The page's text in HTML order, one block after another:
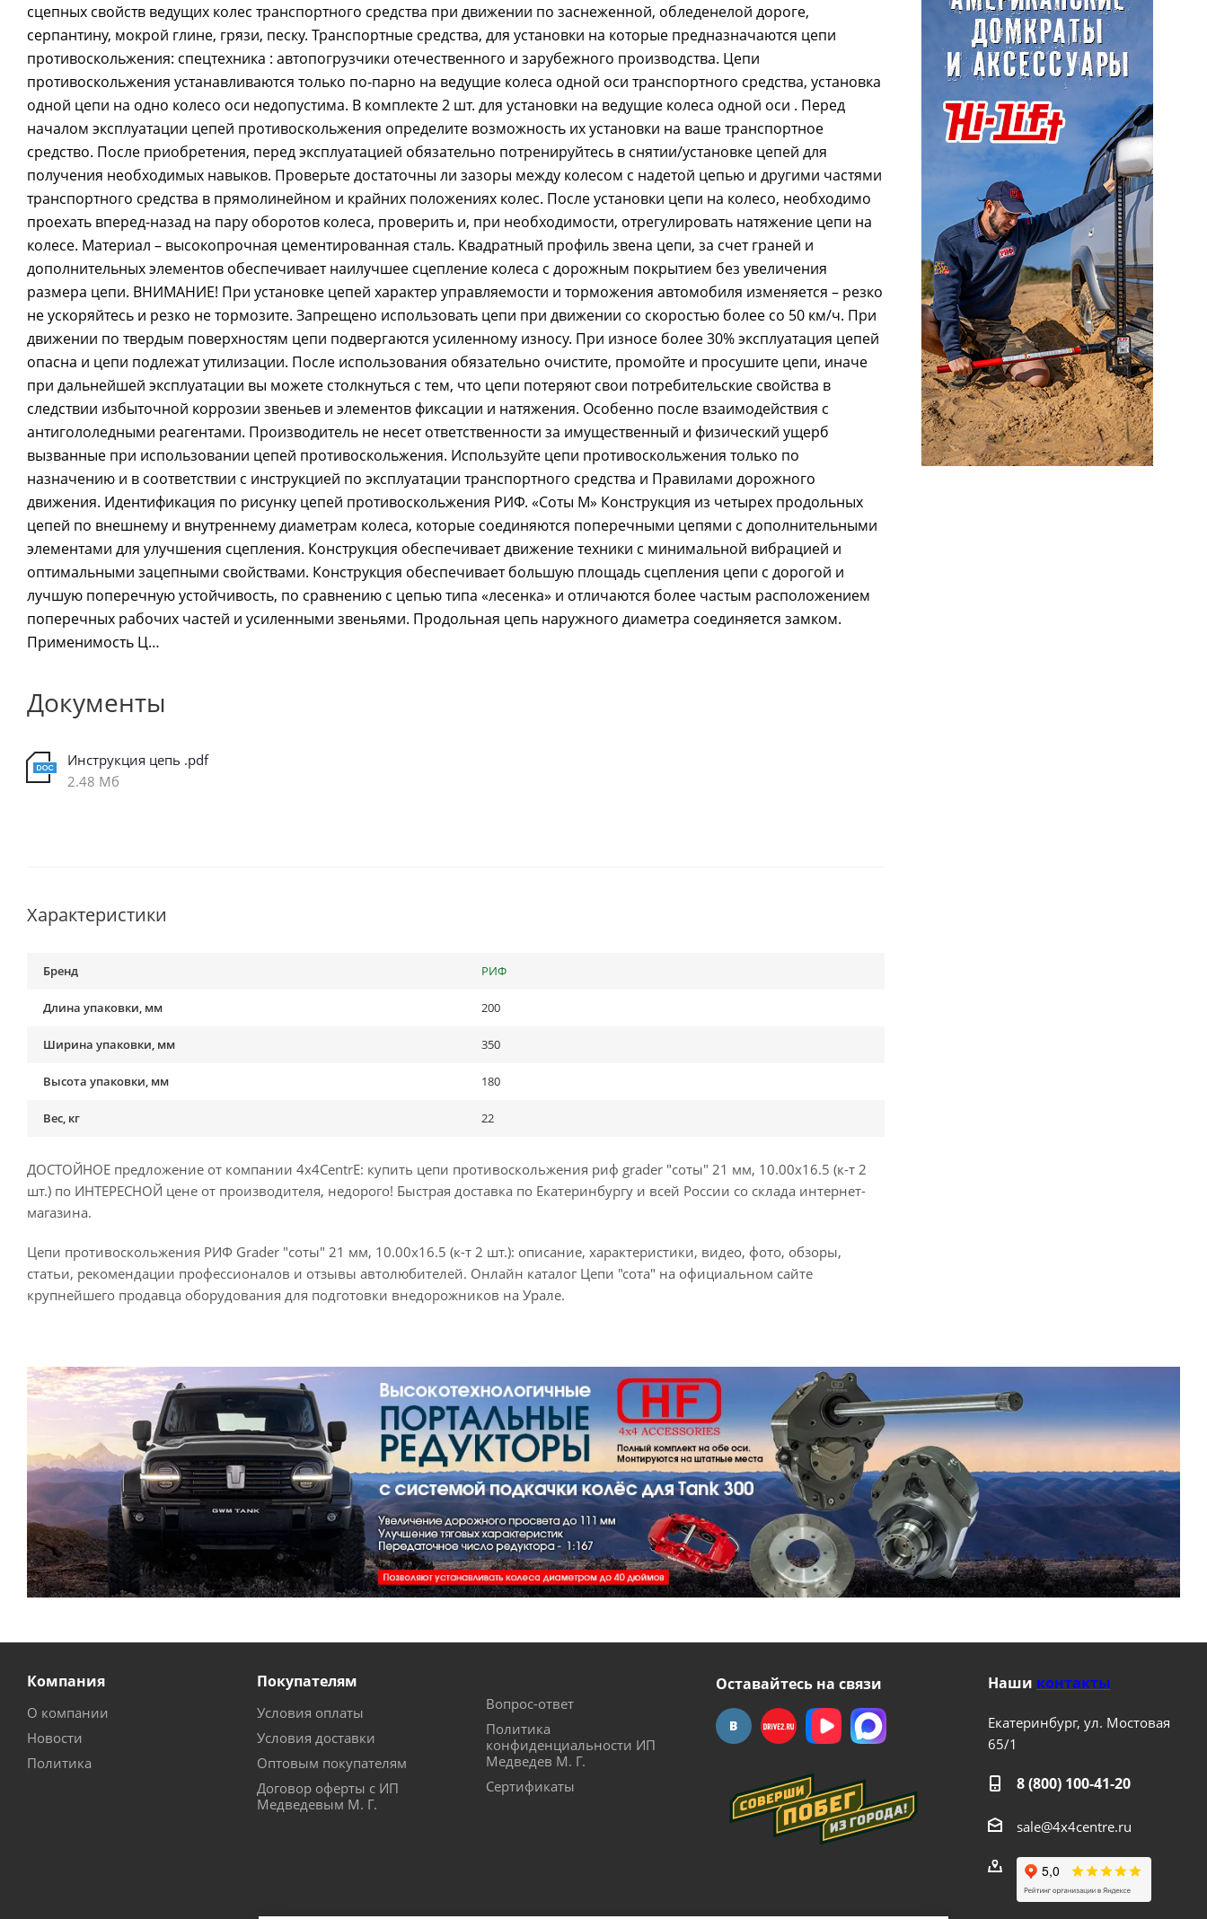
сцепных свойств ведущих колес транспортного средства при движении по заснеженной, обледенелой дороге,
серпантину, мокрой глине, грязи, песку. Транспортные средства, для установки на которые предназначаются цепи
противоскольжения: спецтехника : автопогрузчики отечественного и зарубежного производства. Цепи
противоскольжения устанавливаются только по-парно на ведущие колеса одной оси транспортного средства, установка
одной цепи на одно колесо оси недопустима. В комплекте 2 шт. для установки на ведущие колеса одной оси . Перед
началом эксплуатации цепей противоскольжения определите возможность их установки на ваше транспортное
средство. После приобретения, перед эксплуатацией обязательно потренируйтесь в снятии/установке цепей для
получения необходимых навыков. Проверьте достаточны ли зазоры между колесом с надетой цепью и другими частями
транспортного средства в прямолинейном и крайних положениях колес. После установки цепи на колесо, необходимо
проехать вперед-назад на пару оборотов колеса, проверить и, при необходимости, отрегулировать натяжение цепи на
колесе. Материал – высокопрочная цементированная сталь. Квадратный профиль звена цепи, за счет граней и
дополнительных элементов обеспечивает наилучшее сцепление колеса с дорожным покрытием без увеличения
размера цепи. ВНИМАНИЕ! При установке цепей характер управляемости и торможения автомобиля изменяется – резко
не ускоряйтесь и резко не тормозите. Запрещено использовать цепи при движении со скоростью более со 50 км/ч. При
движении по твердым поверхностям цепи подвергаются усиленному износу. При износе более 30% эксплуатация цепей
опасна и цепи подлежат утилизации. После использования обязательно очистите, промойте и просушите цепи, иначе
при дальнейшей эксплуатации вы можете столкнуться с тем, что цепи потеряют свои потребительские свойства в
следствии избыточной коррозии звеньев и элементов фиксации и натяжения. Особенно после взаимодействия с
антигололедными реагентами. Производитель не несет ответственности за имущественный и физический ущерб
вызванные при использовании цепей противоскольжения. Используйте цепи противоскольжения только по
назначению и в соответствии с инструкцией по эксплуатации транспортного средства и Правилами дорожного
движения. Идентификация по рисунку цепей противоскольжения РИФ. «Соты М» Конструкция из четырех продольных
цепей по внешнему и внутреннему диаметрам колеса, которые соединяются поперечными цепями с дополнительными
элементами для улучшения сцепления. Конструкция обеспечивает движение техники с минимальной вибрацией и
оптимальными зацепными свойствами. Конструкция обеспечивает большую площадь сцепления цепи с дорогой и
лучшую поперечную устойчивость, по сравнению с цепью типа «лесенка» и отличаются более частым расположением
поперечных рабочих частей и усиленными звеньями. Продольная цепь наружного диаметра соединяется замком.
Применимость Ц…
Документы
Инструкция цепь .pdf
2.48 Мб
Характеристики
Бренд РИФ
Длина упаковки, мм 200
Ширина упаковки, мм 350
Высота упаковки, мм 180
Вес, кг 22
ДОСТОЙНОЕ предложение от компании 4x4CentrE: купить цепи противоскольжения риф grader "соты" 21 мм, 10.00x16.5 (к-т 2
шт.) по ИНТЕРЕСНОЙ цене от производителя, недорого! Быстрая доставка по Екатеринбургу и всей России со склада интернет-
магазина.
Цепи противоскольжения РИФ Grader "соты" 21 мм, 10.00x16.5 (к-т 2 шт.): описание, характеристики, видео, фото, обзоры,
статьи, рекомендации профессионалов и отзывы автолюбителей. Онлайн каталог Цепи "сота" на официальном сайте
крупнейшего продавца оборудования для подготовки внедорожников на Урале.
Компания
О компании
Новости
Политика
Покупателям
Условия оплаты
Условия доставки
Оптовым покупателям
Договор оферты с ИП
Медведевым М. Г.
Вопрос-ответ
Политика
конфиденциальности ИП
Медведев М. Г.
Сертификаты
Оставайтесь на связи Наши контакты
Екатеринбург, ул. Мостовая
65/1
8 (800) 100-41-20
sale@4x4centre.ru